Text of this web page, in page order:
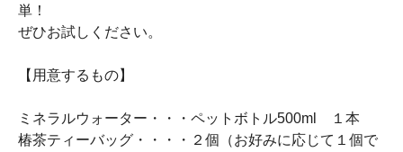
単！
ぜひお試しください。
【用意するもの】
ミネラルウォーター・・・ペットボトル500ml １本
椿茶ティーバッグ・・・・２個（お好みに応じて１個で